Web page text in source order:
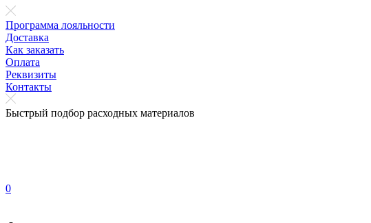
Программа лояльности
Доставка
Как заказать
Оплата
Реквизиты
Контакты
Быстрый подбор расходных материалов
0